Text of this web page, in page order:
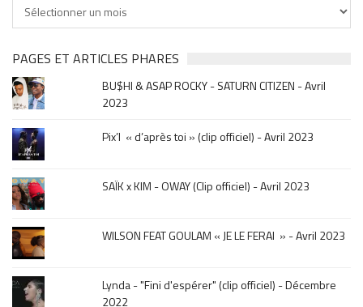
cherches
&
musique,
click
sur
le
mois
de
la
sortie
PAGES ET ARTICLES PHARES
BU$HI & ASAP ROCKY - SATURN CITIZEN - Avril
2023
Pix’l « d’après toi » (clip officiel) - Avril 2023
SAÏK x KIM - OWAY (Clip officiel) - Avril 2023
WILSON FEAT GOULAM « JE LE FERAI » - Avril 2023
Lynda - "Fini d'espérer" (clip officiel) - Décembre
2022